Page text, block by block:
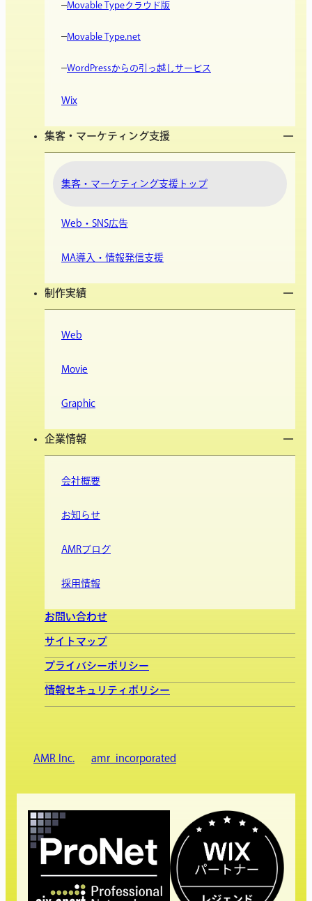
Movable Typeクラウド版
Movable Type.net
WordPressからの引っ越しサービス
Wix
集客・マーケティング支援
集客・マーケティング支援トップ
Web・SNS広告
MA導入・情報発信支援
制作実績
Web
Movie
Graphic
企業情報
会社概要
お知らせ
AMRブログ
採用情報
お問い合わせ
サイトマップ
プライバシーポリシー
情報セキュリティポリシー
AMR Inc. amr_incorporated